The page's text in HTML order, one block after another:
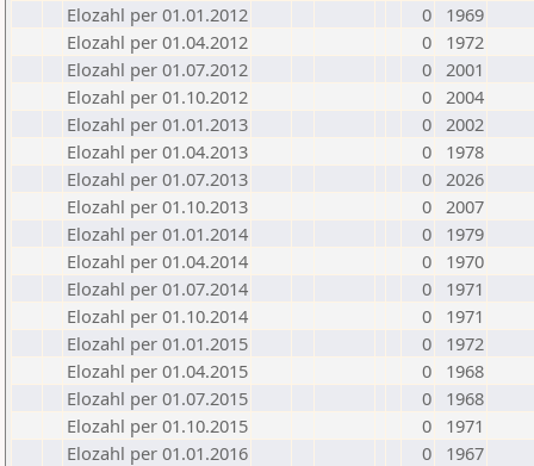
Elozahl per 01.01.2012
0
1969
Elozahl per 01.04.2012
0
1972
Elozahl per 01.07.2012
0 2001
Elozahl per 01.10.2012
0 2004
Elozahl per 01.01.2013
0 2002
Elozahl per 01.04.2013
0
1978
Elozahl per 01.07.2013
0 2026
Elozahl per 01.10.2013
0 2007
Elozahl per 01.01.2014
0
1979
Elozahl per 01.04.2014
0
1970
Elozahl per 01.07.2014
0
1971
Elozahl per 01.10.2014
0
1971
Elozahl per 01.01.2015
0
1972
Elozahl per 01.04.2015
0
1968
Elozahl per 01.07.2015
0
1968
Elozahl per 01.10.2015
0
1971
Elozahl per 01.01.2016
0
1967